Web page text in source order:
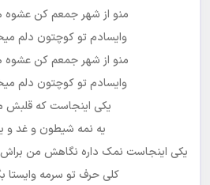
منو از شهر جمعم کن
وایسادم تو کوچتون دلم
منو از شهر جمعم کن
وایسادم تو کوچتون دلم
یکی اینجاست که قلبش
یه نمه شیطون و غد و
یکی اینجاست نمک داره نگاهش من
کلی حرف تو سرمه وایستا